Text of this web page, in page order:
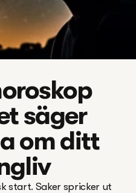
säger
om ditt
start. Saker spricker ut